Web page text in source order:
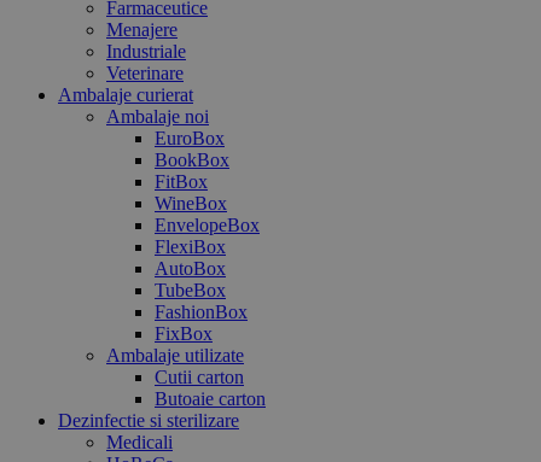
Farmaceutice
Menajere
Industriale
Veterinare
Ambalaje curierat
Ambalaje noi
EuroBox
BookBox
FitBox
WineBox
EnvelopeBox
FlexiBox
AutoBox
TubeBox
FashionBox
FixBox
Ambalaje utilizate
Cutii carton
Butoaie carton
Dezinfectie si sterilizare
Medicali